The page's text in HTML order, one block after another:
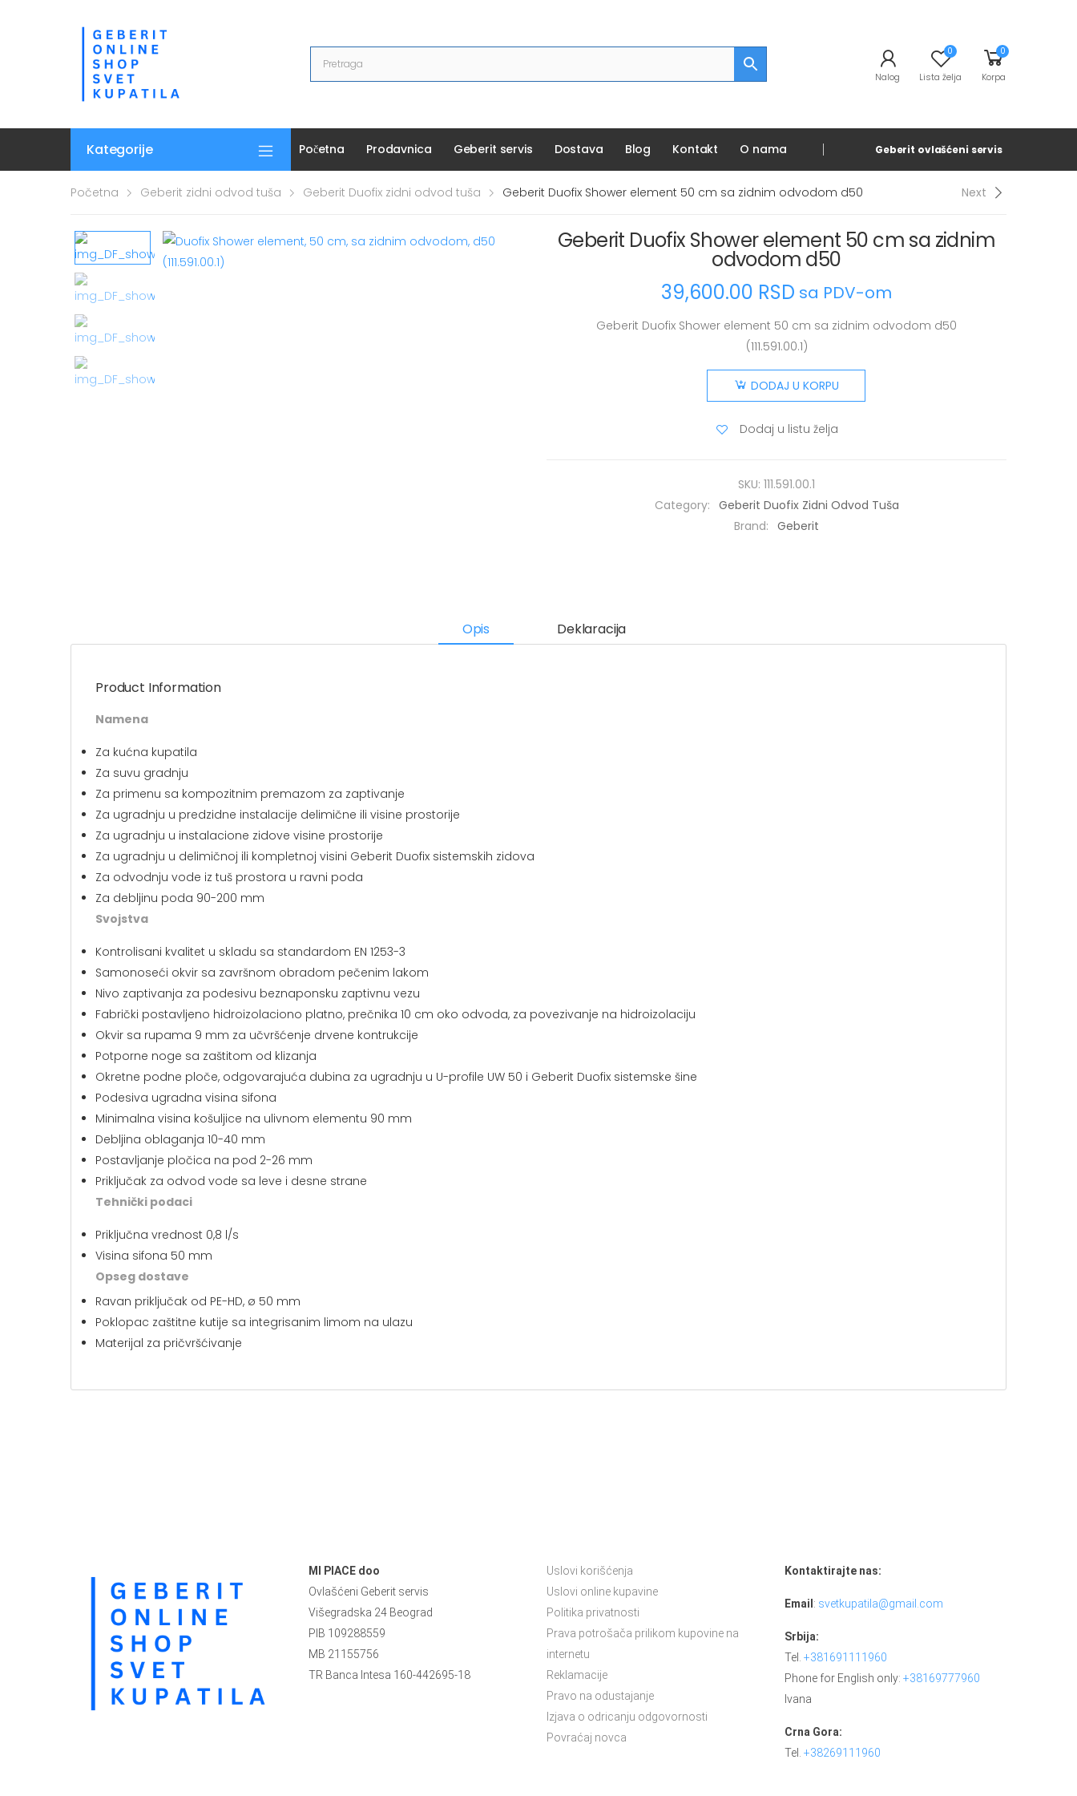
Nalog
0
Lista želja
0
Korpa
Kategorije Početna Prodavnica Geberit servis Dostava Blog Kontakt O nama Geberit ovlašćeni servis
Početna Geberit zidni odvod tuša Geberit Duofix zidni odvod tuša Geberit Duofix Shower element 50 cm sa zidnim odvodom d50 Next
Geberit Duofix Shower element 50 cm sa zidnim
odvodom d50
39,600.00 RSD sa PDV-om
Geberit Duofix Shower element 50 cm sa zidnim odvodom d50
(111.591.00.1)
DODAJ U KORPU
Dodaj u listu želja
SKU: 111.591.00.1
Category: Geberit Duofix Zidni Odvod Tuša
Brand: Geberit
Opis Deklaracija
Product Information
Namena
Za kućna kupatila
Za suvu gradnju
Za primenu sa kompozitnim premazom za zaptivanje
Za ugradnju u predzidne instalacije delimične ili visine prostorije
Za ugradnju u instalacione zidove visine prostorije
Za ugradnju u delimičnoj ili kompletnoj visini Geberit Duofix sistemskih zidova
Za odvodnju vode iz tuš prostora u ravni poda
Za debljinu poda 90-200 mm
Svojstva
Kontrolisani kvalitet u skladu sa standardom EN 1253-3
Samonoseći okvir sa završnom obradom pečenim lakom
Nivo zaptivanja za podesivu beznaponsku zaptivnu vezu
Fabrički postavljeno hidroizolaciono platno, prečnika 10 cm oko odvoda, za povezivanje na hidroizolaciju
Okvir sa rupama 9 mm za učvršćenje drvene kontrukcije
Potporne noge sa zaštitom od klizanja
Okretne podne ploče, odgovarajuća dubina za ugradnju u U-profile UW 50 i Geberit Duofix sistemske šine
Podesiva ugradna visina sifona
Minimalna visina košuljice na ulivnom elementu 90 mm
Debljina oblaganja 10-40 mm
Postavljanje pločica na pod 2-26 mm
Priključak za odvod vode sa leve i desne strane
Tehnički podaci
Priključna vrednost 0,8 l/s
Visina sifona 50 mm
Opseg dostave
Ravan priključak od PE-HD, ø 50 mm
Poklopac zaštitne kutije sa integrisanim limom na ulazu
Materijal za pričvršćivanje
MI PIACE doo
Ovlašćeni Geberit servis
Višegradska 24 Beograd
PIB 109288559
MB 21155756
TR Banca Intesa 160-442695-18
Uslovi korišćenja
Uslovi online kupavine
Politika privatnosti
Prava potrošača prilikom kupovine na
internetu
Reklamacije
Pravo na odustajanje
Izjava o odricanju odgovornosti
Povraćaj novca
Kontaktirajte nas:
Email : svetkupatila@gmail.com
Srbija:
Tel. +381691111960
Phone for English only: +38169777960
Ivana
Crna Gora:
Tel. +38269111960